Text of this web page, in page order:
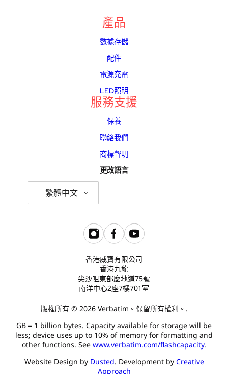
產品
數據存儲
配件
電源充電
LED照明
服務支援
保養
聯絡我們
商標聲明
更改語言
繁體中文
香港威寶有限公司
香港九龍
尖沙咀東部麼地道75號
南洋中心2座7樓701室
版權所有 © 2026 Verbatim。保留所有權利。.
GB = 1 billion bytes. Capacity available for storage will be
less; device uses up to 10% of memory for formatting and
other functions. See www.verbatim.com/flashcapacity.
Website Design by Dusted. Development by Creative
Approach